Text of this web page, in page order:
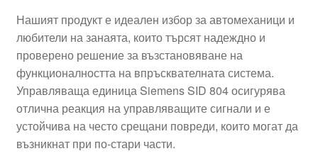
Нашият продукт е идеален избор за автомеханици и
любители на занаята, които търсят надеждно и
проверено решение за възстановяване на
функционалността на впръсквателната система.
Управляваща единица Siemens SID 804 осигурява
отлична реакция на управляващите сигнали и е
устойчива на често срещани повреди, които могат да
възникнат при по-стари части.